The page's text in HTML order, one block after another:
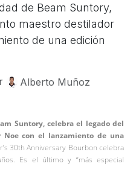
de Beam Suntory,
maestro destilador
de una edición
Alberto Muñoz
Suntory, celebra el legado del
con el lanzamiento de una
30th Anniversary Bourbon celebra
Es el último y “más especial